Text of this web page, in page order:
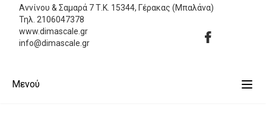
Αννίνου & Σαμαρά 7Τ.Κ. 15344, Γέρακας (Μπαλάνα)
Τηλ. 2106047378
www.dimascale.gr
info@dimascale.gr
Μενού